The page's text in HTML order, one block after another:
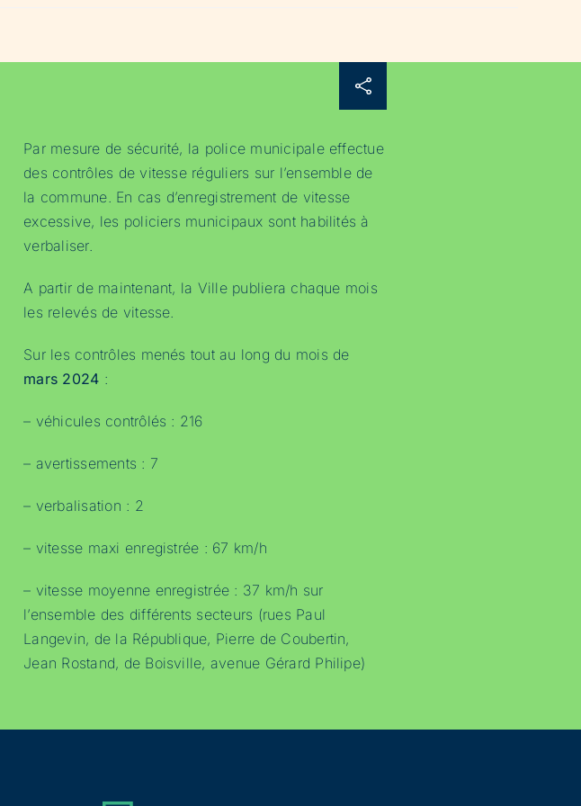
Par mesure de sécurité, la police municipale effectue
des contrôles de vitesse réguliers sur l’ensemble de
la commune. En cas d’enregistrement de vitesse
excessive, les policiers municipaux sont habilités à
verbaliser.
A partir de maintenant, la Ville publiera chaque mois
les relevés de vitesse.
Sur les contrôles menés tout au long du mois de
mars 2024 :
– véhicules contrôlés : 216
– avertissements : 7
– verbalisation : 2
– vitesse maxi enregistrée : 67 km/h
– vitesse moyenne enregistrée : 37 km/h sur
l’ensemble des différents secteurs (rues Paul
Langevin, de la République, Pierre de Coubertin,
Jean Rostand, de Boisville, avenue Gérard Philipe)